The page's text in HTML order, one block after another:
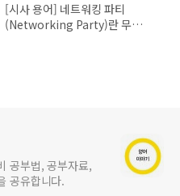
[시사 용어] 네트워킹 파티
(Networking Party)란 무엇인
공부법, 공부자료,
공유합니다.